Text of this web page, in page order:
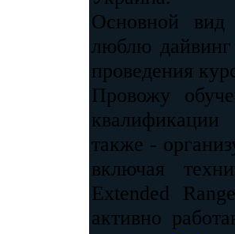
Основной
люблю
проведения
Провожу
также -
включая
Extended
активно